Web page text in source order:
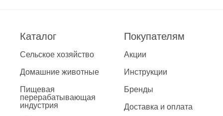
Каталог
Сельское хозяйство
Домашние животные
Пищевая
перерабатывающая
индустрия
Покупателям
Акции
Инструкции
Бренды
Доставка и оплата